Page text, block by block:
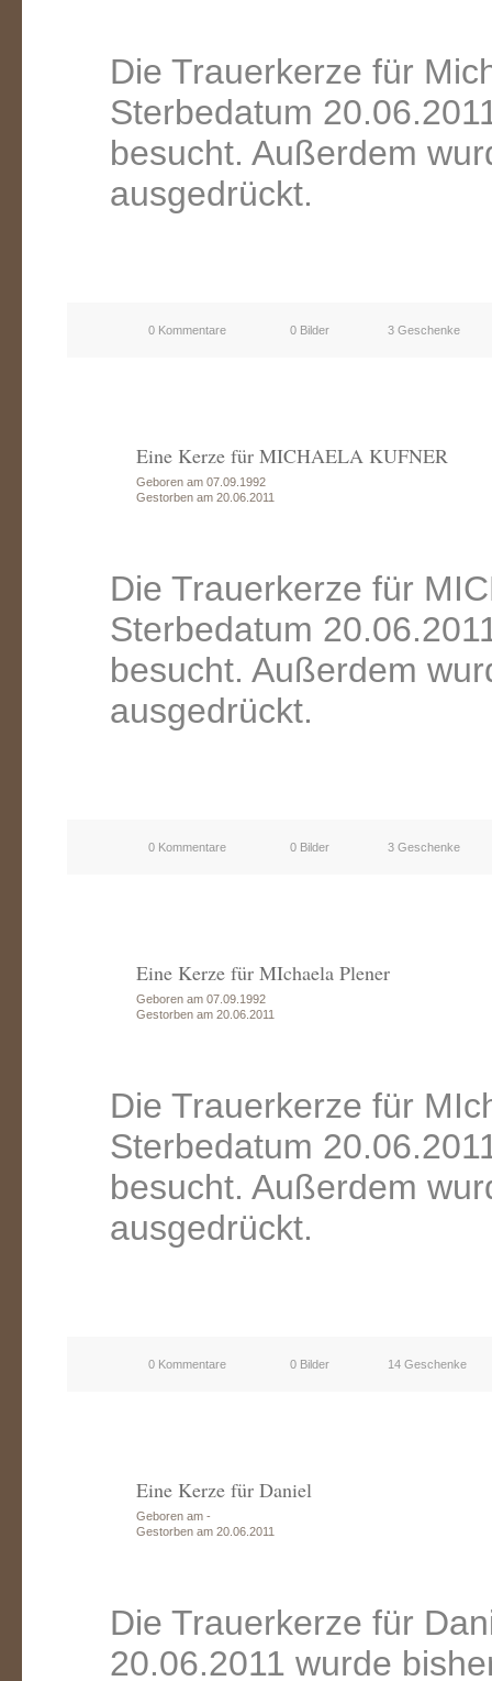
Die Trauerkerze für
Sterbedatum
besucht. Außerdem
ausgedrückt.
0 Kommentare 0 Bilder 3 Geschenke
Eine Kerze für MICHAELA KUFNER
Geboren am 07.09.1992
Gestorben am 20.06.2011
Die Trauerkerze für
Sterbedatum
besucht. Außerdem
ausgedrückt.
0 Kommentare 0 Bilder 3 Geschenke
Eine Kerze für MIchaela Plener
Geboren am 07.09.1992
Gestorben am 20.06.2011
Die Trauerkerze für
Sterbedatum
besucht. Außerdem
ausgedrückt.
0 Kommentare 0 Bilder 14 Geschenke
Eine Kerze für Daniel
Geboren am -
Gestorben am 20.06.2011
Die Trauerkerze für
20.06.2011 wurde